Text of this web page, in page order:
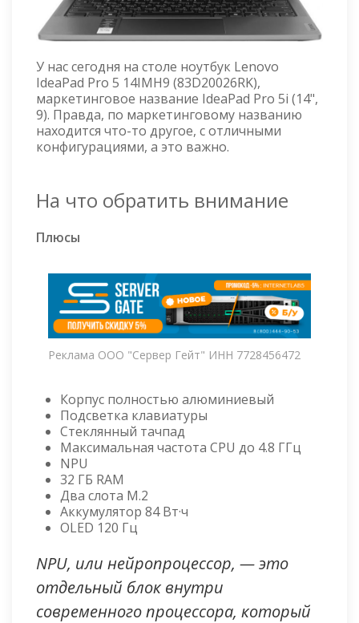
У нас сегодня на столе ноутбук Lenovo
IdeaPad Pro 5 14IMH9 (83D20026RK),
маркетинговое название IdeaPad Pro 5i (14",
9). Правда, по маркетинговому названию
находится что-то другое, с отличными
конфигурациями, а это важно.
На что обратить внимание
Плюсы
Реклама ООО "Сервер Гейт" ИНН 7728456472
Корпус полностью алюминиевый
Подсветка клавиатуры
Стеклянный тачпад
Максимальная частота CPU до 4.8 ГГц
NPU
32 ГБ RAM
Два слота M.2
Аккумулятор 84 Вт·ч
OLED 120 Гц
NPU, или нейропроцессор, — это
отдельный блок внутри
современного процессора, который